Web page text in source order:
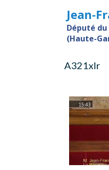
Jean-
Député
(Haute-
A321xlr